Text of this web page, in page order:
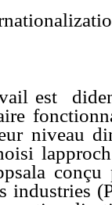
est
niveau
industries